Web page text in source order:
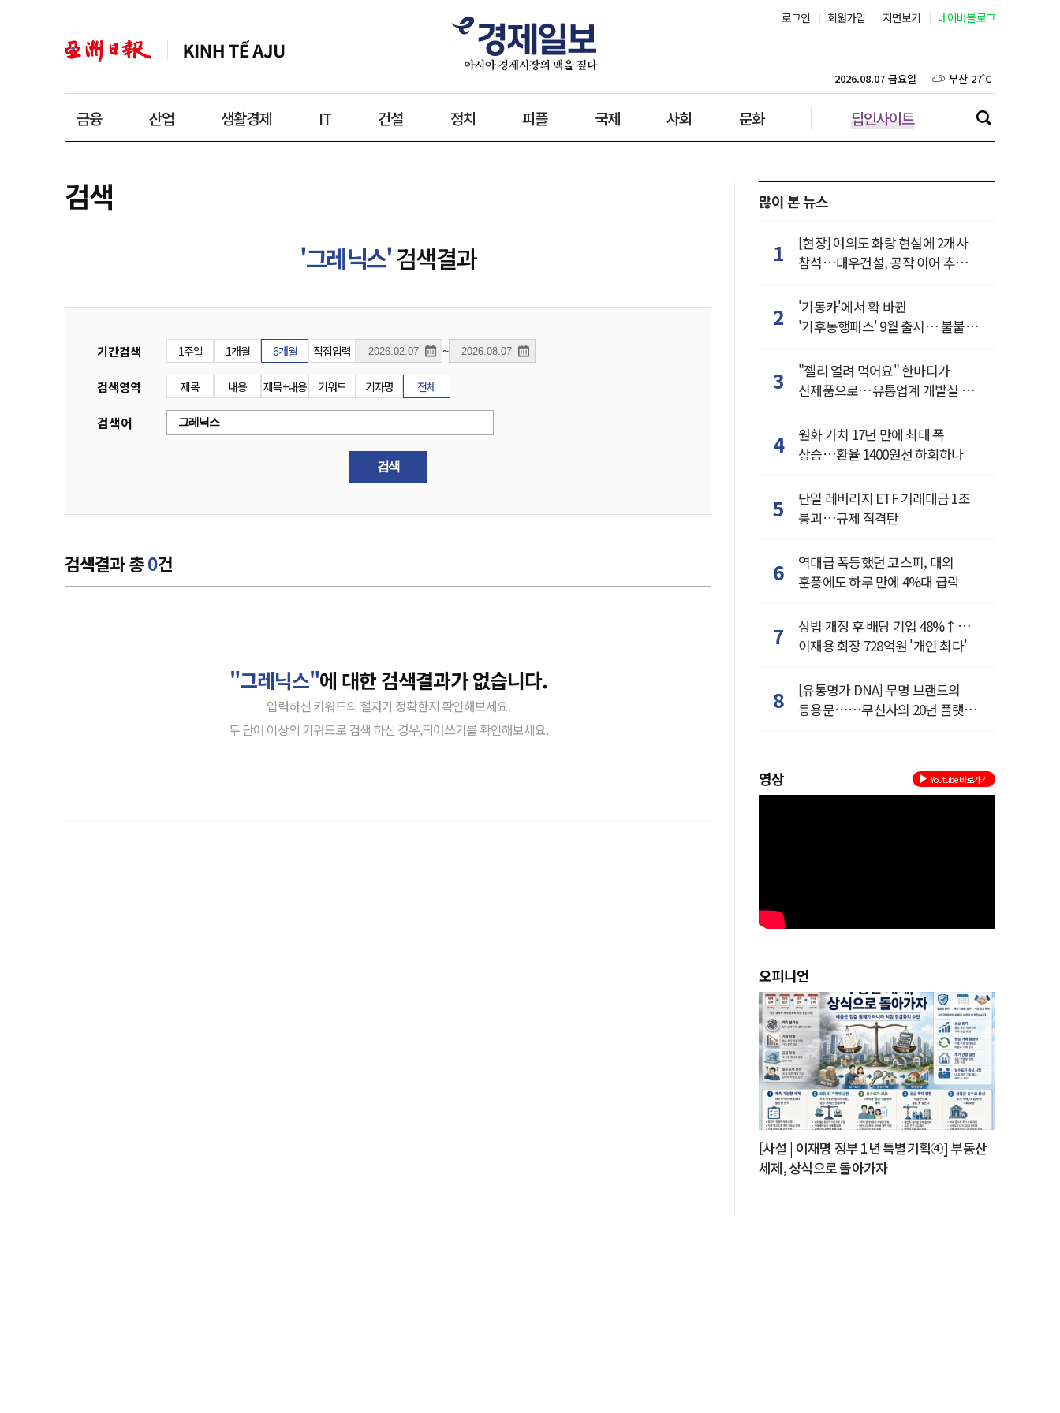
로그인 회원가입 지면보기 네이버블로그
금융 산업 생활경제 IT 건설 정치 피플 국제 사회 문화 딥인사이트
2026.08.07 금요일 부산 27˚C
대구 26˚C
대전 27˚C
검색
'그레닉스'검색결과
기간검색 1주일 1개월 6개월 직접입력 ~
검색영역 제목 내용 제목+내용 키워드 기자명 전체
검색어
검색
검색결과 총0건
"그레닉스"에 대한 검색결과가 없습니다.
입력하신 키워드의 철자가 정확한지 확인해보세요.
두 단어 이상의 키워드로 검색 하신 경우,띄어쓰기를 확인해보세요.
많이 본 뉴스
1
[현장] 여의도 화랑 현설에 2개사
참석…대우건설, 공작 이어 추가
2
'기동카'에서 확 바뀐
'기후동행패스' 9월 출시… 불붙은
3
"젤리 얼려 먹어요" 한마디가
신제품으로…유통업계 개발실 된
4
원화 가치 17년 만에 최대 폭
상승…환율 1400원선 하회하나
5
단일 레버리지 ETF 거래대금 1조
붕괴…규제 직격탄
6
역대급 폭등했던 코스피, 대외
훈풍에도 하루 만에 4%대 급락
7
상법 개정 후 배당 기업 48%↑…
이재용 회장 728억원 '개인 최다'
8
[유통명가 DNA] 무명 브랜드의
등용문……무신사의 20년 플랫폼
영상 Youtube 바로가기
오피니언
[사설 | 이재명 정부 1년 특별기획④] 부동산
세제, 상식으로 돌아가자